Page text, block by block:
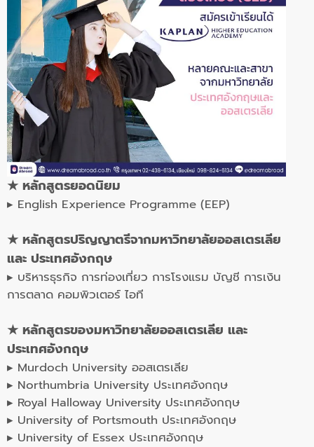
★ หลักสูตรยอดนิยม
▸ English Experience Programme (EEP)
★ หลักสูตรปริญญาตรีจากมหาวิทยาลัยออสเตรเลีย
และ ประเทศอังกฤษ
▸ บริหารธุรกิจ การท่องเที่ยว การโรงแรม บัญชี การเงิน
การตลาด คอมพิวเตอร์ ไอที
★ หลักสูตรของมหาวิทยาลัยออสเตรเลีย และ
ประเทศอังกฤษ
▸ Murdoch University ออสเตรเลีย
▸ Northumbria University ประเทศอังกฤษ
▸ Royal Halloway University ประเทศอังกฤษ
▸ University of Portsmouth ประเทศอังกฤษ
▸ University of Essex ประเทศอังกฤษ